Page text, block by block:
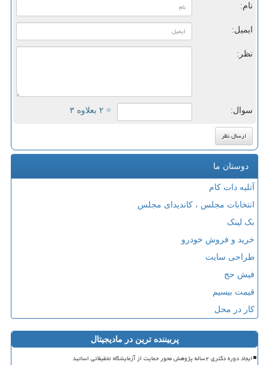
نام:
ایمیل:
نظر:
سوال: = ۲ بعلاوه ۳
دوستان ما
آتلیه دات کام
انتخابات مجلس ، کاندیدای مجلس
بک لینک
خرید و فروش خودرو
طراحی سایت
فیش حج
قیمت بیسیم
کار در محل
پربیننده ترین در مادیجیتال
ایجاد دوره دکتری ۲ساله پژوهش محور حمایت از آزمایشگاه تحقیقاتی اساتید